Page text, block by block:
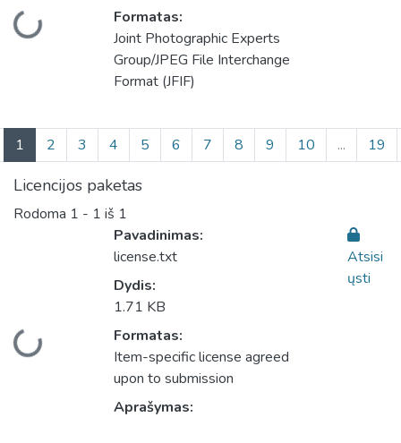
Formatas:
Joint Photographic Experts
Group/JPEG File Interchange
Format (JFIF)
1 (current)
2 3 4 5 6 7 8 9 10 ... 19
Licencijos paketas
Rodoma 1 - 1 iš 1
Pavadinimas:
license.txt
Dydis:
1.71 KB
Formatas:
Item-specific license agreed
upon to submission
Aprašymas:
Atsisi
ųsti